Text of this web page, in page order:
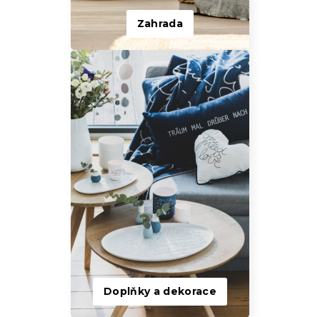
Zahrada
Doplňky a dekorace